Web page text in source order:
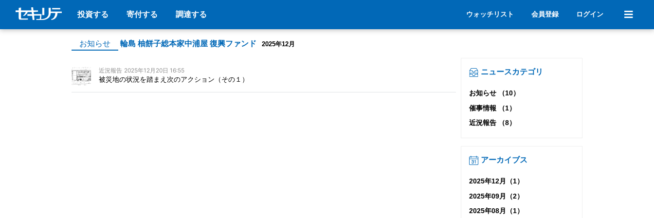
投資する 寄付する 調達する ウォッチリスト 会員登録 ログイン
お知らせ 輪島 柚餅子総本家中浦屋 復興ファンド 2025年12月
近況報告 2025年12月20日 16:55
被災地の状況を踏まえ次のアクション（その１）
ニュースカテゴリ
お知らせ （10）
催事情報 （1）
近況報告 （8）
アーカイブス
2025年12月（1）
2025年09月（2）
2025年08月（1）